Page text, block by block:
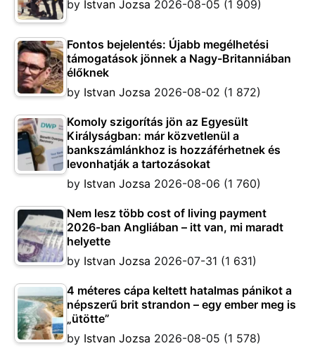
by Istvan Jozsa 2026-08-05 (1 909)
Fontos bejelentés: Újabb megélhetési
támogatások jönnek a Nagy-Britanniában
élőknek
by Istvan Jozsa 2026-08-02 (1 872)
Komoly szigorítás jön az Egyesült
Királyságban: már közvetlenül a
bankszámlánkhoz is hozzáférhetnek és
levonhatják a tartozásokat
by Istvan Jozsa 2026-08-06 (1 760)
Nem lesz több cost of living payment
2026-ban Angliában – itt van, mi maradt
helyette
by Istvan Jozsa 2026-07-31 (1 631)
4 méteres cápa keltett hatalmas pánikot a
népszerű brit strandon – egy ember meg is
„ütötte”
by Istvan Jozsa 2026-08-05 (1 578)